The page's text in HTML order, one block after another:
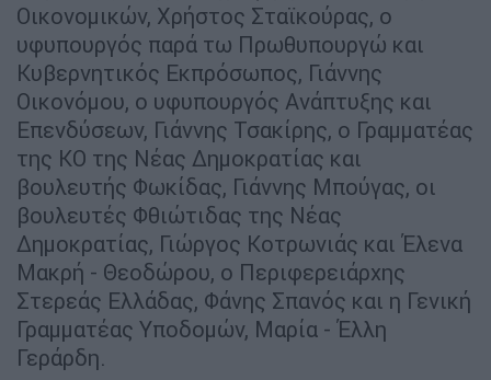
Οικονομικών, Χρήστος Σταϊκούρας, ο
υφυπουργός παρά τω Πρωθυπουργώ και
Κυβερνητικός Εκπρόσωπος, Γιάννης
Οικονόμου, ο υφυπουργός Ανάπτυξης και
Επενδύσεων, Γιάννης Τσακίρης, ο Γραμματέας
της ΚΟ της Νέας Δημοκρατίας και
βουλευτής Φωκίδας, Γιάννης Μπούγας, οι
βουλευτές Φθιώτιδας της Νέας
Δημοκρατίας, Γιώργος Κοτρωνιάς και Έλενα
Μακρή - Θεοδώρου, ο Περιφερειάρχης
Στερεάς Ελλάδας, Φάνης Σπανός και η Γενική
Γραμματέας Υποδομών, Μαρία - Έλλη
Γεράρδη.